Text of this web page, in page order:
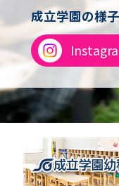
チアリーディング
総合格闘技
合気道
女子テニス
男子バレーボール
体操
ダンス
英会話
音楽（コーラス）
地域ボランティア
美術
成立学園の様